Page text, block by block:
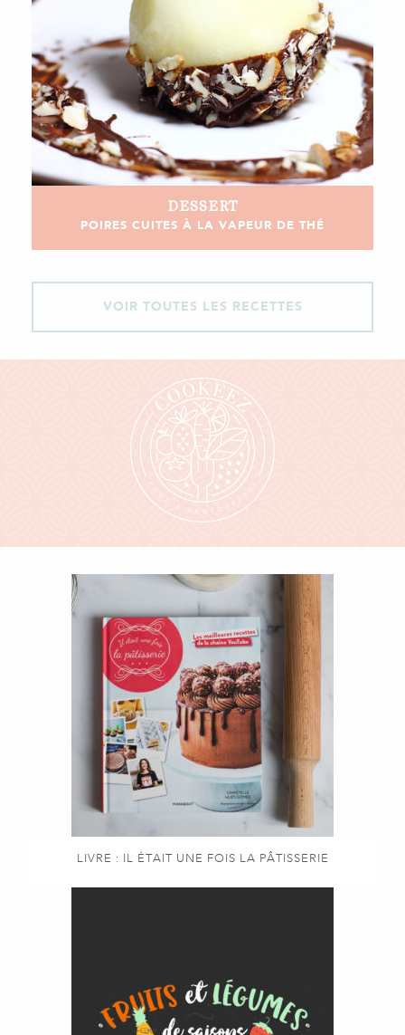
DESSERT
POIRES CUITES À LA VAPEUR DE THÉ
VOIR TOUTES LES RECETTES
LIVRE : IL ÉTAIT UNE FOIS LA PÂTISSERIE